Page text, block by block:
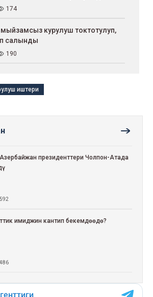
174
курулуш токтотулуп,
салынды
190
иштери
президенттери Чолпон-Атада
имиджин кантип бекемдөөдө?